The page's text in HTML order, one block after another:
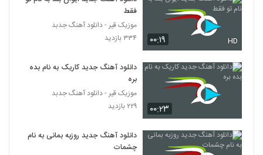
104
دانلود آهنگ محمدرضا هدایتی من دیوانه
نیستم
۱,۰۳۹ بازدید
موزیک زیبای عاشق شدن از محسن ابراهیم
۳,۶۳۸ بازدید
107
Iman Ghiasi Tab Tond
۰۰:۱۹ HD
فقط
موزیک قیر - دانلود آهنگ جدبد
۳۳۴ بازدید
۰۰:۲۳
دانلود آهنگ جدید کاریک به نام بده
بره
موزیک قیر - دانلود آهنگ جدبد
۲۲۹ بازدید
دانلود آهنگ جدید روزبه بمانی به نام
چشمات